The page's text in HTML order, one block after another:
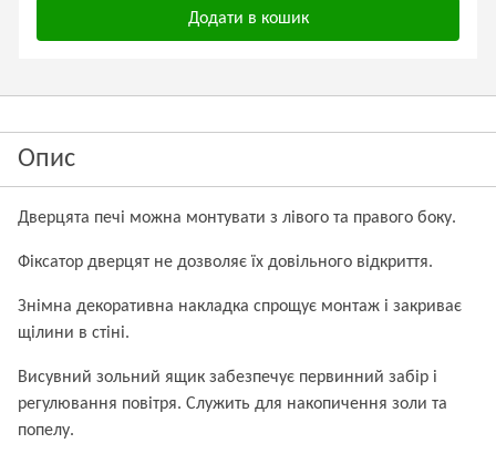
Додати в кошик
Опис
Дверцята печі можна монтувати з лівого та правого боку.
Фіксатор дверцят не дозволяє їх довільного відкриття.
Знімна декоративна накладка спрощує монтаж і закриває
щілини в стіні.
Висувний зольний ящик забезпечує первинний забір і
регулювання повітря. Служить для накопичення золи та
попелу.